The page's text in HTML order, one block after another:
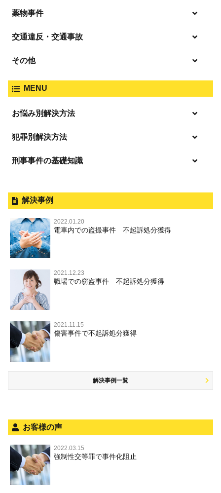
逮捕・監禁
業務妨害
盗撮・のぞき
強姦・準強姦
淫行・援助交際
公然わいせつ，わいせつ物頒布，淫
行勧誘罪
児童ポルノ・リベンジポルノ
詐欺
恐喝
薬物事件
危険ドラッグ
交通違反・交通事故
ひき逃げ・当て逃げ
危険運転行為等
自転車事故
その他
商標法違反
ストーカー事件
銃刀法違反
風営法・風適法違反
文書偽造・偽造文書行使
MENU
お悩み別解決方法
「逮捕」について適切に知ることで不安や悩みを解消する
逮捕後、早急な釈放・保釈を望むときにすべきこと
無実・無罪の証明をしたい
被害者との示談を円満に進めるためには
刑事事件で被疑者を不起訴処分にするには
事件を秘密にするためにとるべき行動とは
自首・出頭の不安や悩みを解消するためには
犯罪別解決方法
事件別－暴力事件
暴行・傷害
殺人
過失致死・過失傷害
脅迫・強要
逮捕・監禁
略取・誘拐・人身売買
器物損壊
業務妨害
公務執行妨害
性犯罪 TOP
痴漢
盗撮，のぞき
不同意わいせつ（旧：強制わいせつ，準強制わいせつ），
監護者わいせつ
不同意性交等・監護者性交等
淫行・援助交際
公然わいせつ罪，わいせつ物頒布罪，淫行勧誘罪
児童ポルノ，リベンジポルノ
風営法・風適法違反
事件別－財産犯
財産犯 TOP
窃盗罪
詐欺罪
恐喝罪
盗品売買・譲り受け等
知的財産と刑事事件
事件別－薬物事件
薬物事件 TOP
覚せい剤
大麻
麻薬及び向精神薬
危険ドラッグ
事件別－交通違反・交通事故
交通違反・交通事故 TOP
人身事故・死亡事故
ひき逃げ・当て逃げ
無免許運転
飲酒運転
その他
その他 TOP
商標法違反
放火・失火
犯罪収益移転防止法違反
ストーカー事件
銃刀法違反
児童虐待・保護責任者遺棄
文書偽造・偽造文書行使
不正競争防止法
刑事事件の基礎知識
外国人事件の手続きと特色
刑事裁判の概要・手続
公務員の逮捕・刑事事件
控訴・上告
国選弁護士と私選弁護士の違い
裁判員裁判
司法取引・刑事免責
取調べの注意点
少年事件の手続と特色
少年事件の処分
法人と刑事事件（脱税関係，従業員逮捕，予防法務等）
面会・差し入れ
解決事例
2022.01.20
電車内での盗撮事件 不起訴処分獲得
2021.12.23
職場での窃盗事件 不起訴処分獲得
2021.11.15
傷害事件で不起訴処分獲得
解決事例一覧
お客様の声
2022.03.15
強制性交等罪で事件化阻止